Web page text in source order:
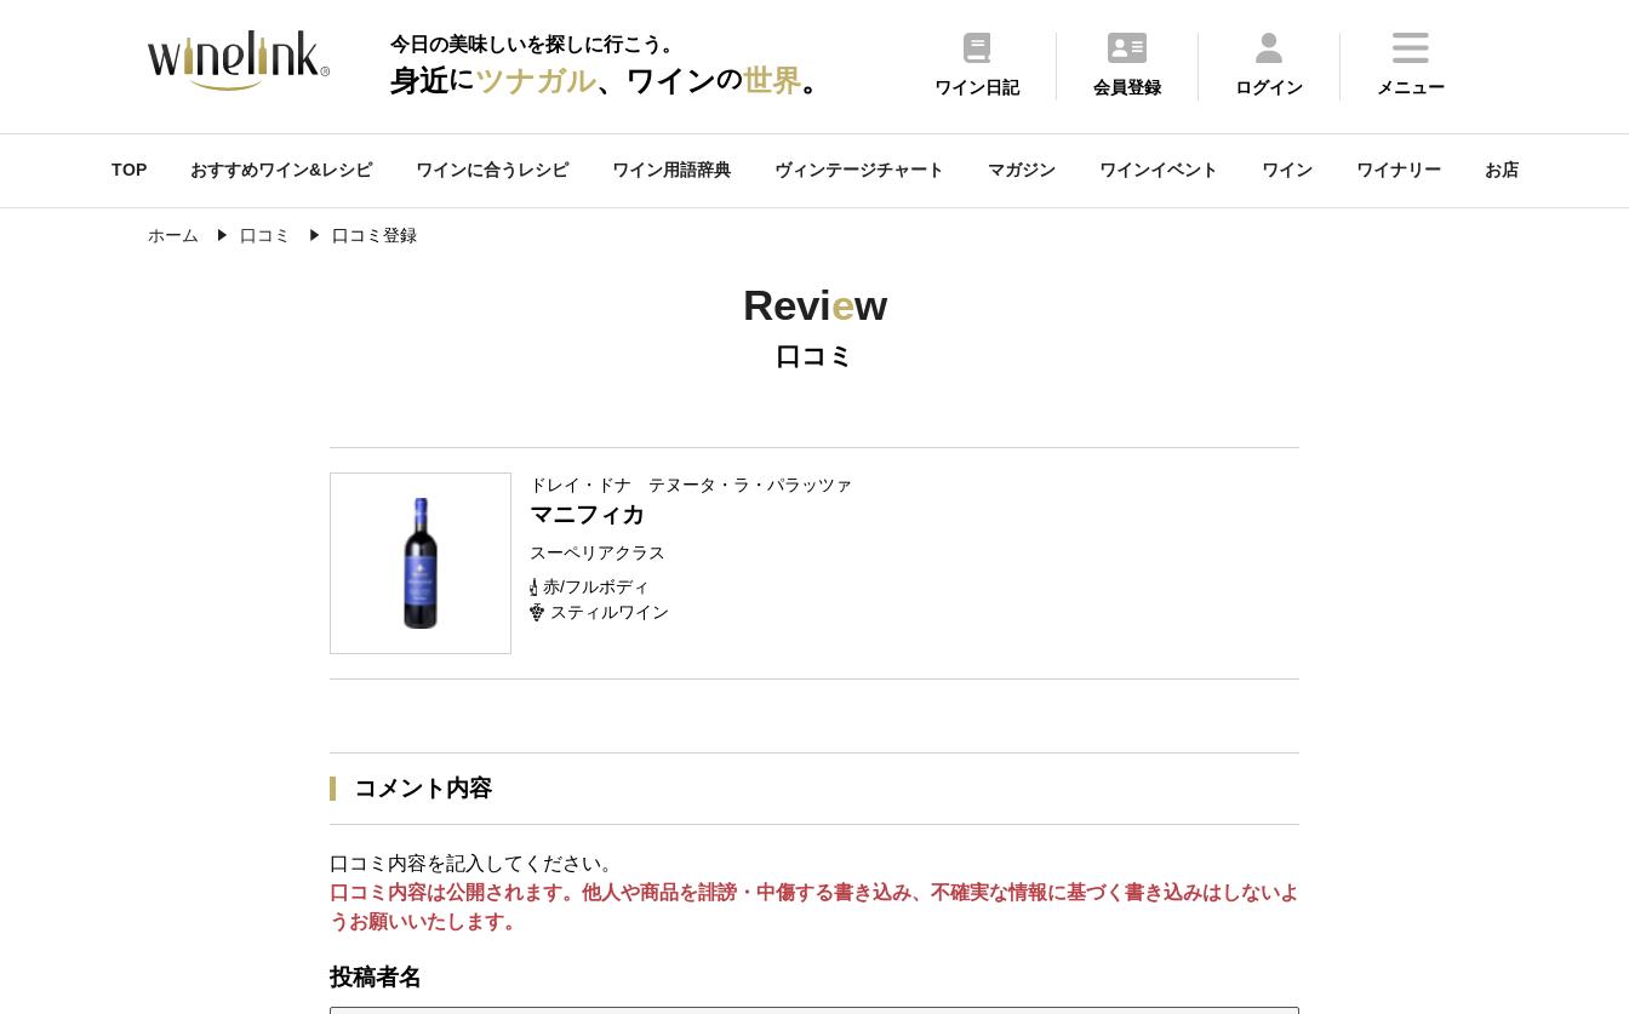
今日の美味しいを探しに行こう。
身近にツナガル、ワインの世界。 ワイン日記 会員登録 ログイン メニュー
TOP おすすめワイン&レシピ ワインに合うレシピ ワイン用語辞典 ヴィンテージチャート マガジン ワインイベント ワイン ワイナリー お店
ホーム 口コミ 口コミ登録
Review
口コミ
ドレイ・ドナ テヌータ・ラ・パラッツァ
マニフィカ
スーペリアクラス
赤/フルボディ
スティルワイン
コメント内容
口コミ内容を記入してください。
口コミ内容は公開されます。他人や商品を誹謗・中傷する書き込み、不確実な情報に基づく書き込みはしないよ
うお願いいたします。
投稿者名